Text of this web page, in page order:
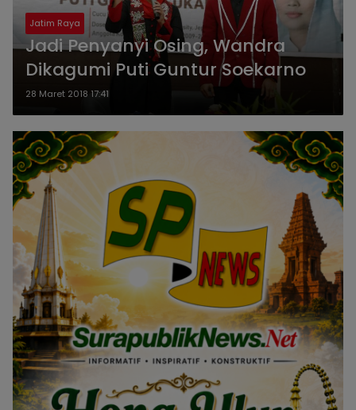
Jatim Raya
Jadi Penyanyi Osing, Wandra
Dikagumi Puti Guntur Soekarno
28 Maret 2018 17:41